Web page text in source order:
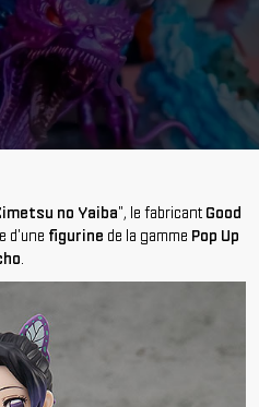
no Yaiba", le fabricant Good
d'une figurine de la gamme Pop Up
.